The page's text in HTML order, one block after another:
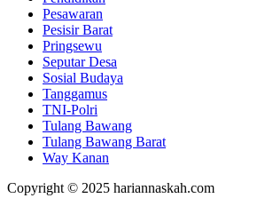
Pesawaran
Pesisir Barat
Pringsewu
Seputar Desa
Sosial Budaya
Tanggamus
TNI-Polri
Tulang Bawang
Tulang Bawang Barat
Way Kanan
Copyright © 2025 hariannaskah.com